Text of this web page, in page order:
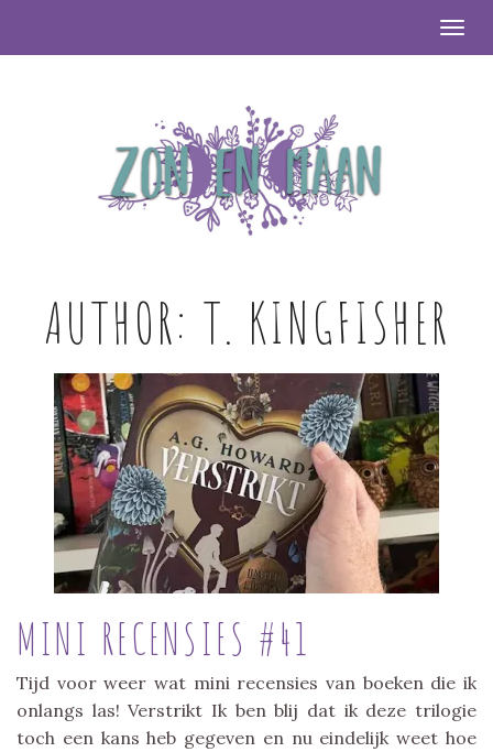
AUTHOR: T. KINGFISHER
MINI RECENSIES #41
Tijd voor weer wat mini recensies van boeken die ik
onlangs las! Verstrikt Ik ben blij dat ik deze trilogie
toch een kans heb gegeven en nu eindelijk weet hoe